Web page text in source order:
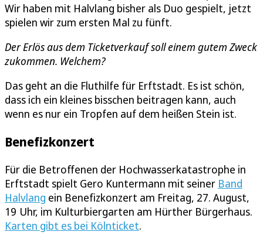
Wir haben mit Halvlang bisher als Duo gespielt, jetzt
spielen wir zum ersten Mal zu fünft.
Der Erlös aus dem Ticketverkauf soll einem gutem Zweck
zukommen. Welchem?
Das geht an die Fluthilfe für Erftstadt. Es ist schön,
dass ich ein kleines bisschen beitragen kann, auch
wenn es nur ein Tropfen auf dem heißen Stein ist.
Benefizkonzert
Für die Betroffenen der Hochwasserkatastrophe in
Erftstadt spielt Gero Kuntermann mit seiner Band
Halvlang ein Benefizkonzert am Freitag, 27. August,
19 Uhr, im Kulturbiergarten am Hürther Bürgerhaus.
Karten gibt es bei Kölnticket.